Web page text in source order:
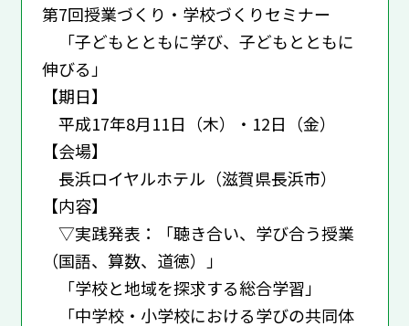
第7回授業づくり・学校づくりセミナー
「子どもとともに学び、子どもとともに
伸びる」
【期日】
平成17年8月11日（木）・12日（金）
【会場】
長浜ロイヤルホテル（滋賀県長浜市）
【内容】
▽実践発表：「聴き合い、学び合う授業
（国語、算数、道徳）」
「学校と地域を探求する総合学習」
「中学校・小学校における学びの共同体